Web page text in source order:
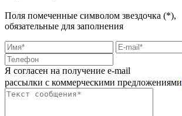
Поля помеченные символом звездочка (*),
обязательные для заполнения
Я согласен на получение e-mail
рассылки с коммерческими предложениями